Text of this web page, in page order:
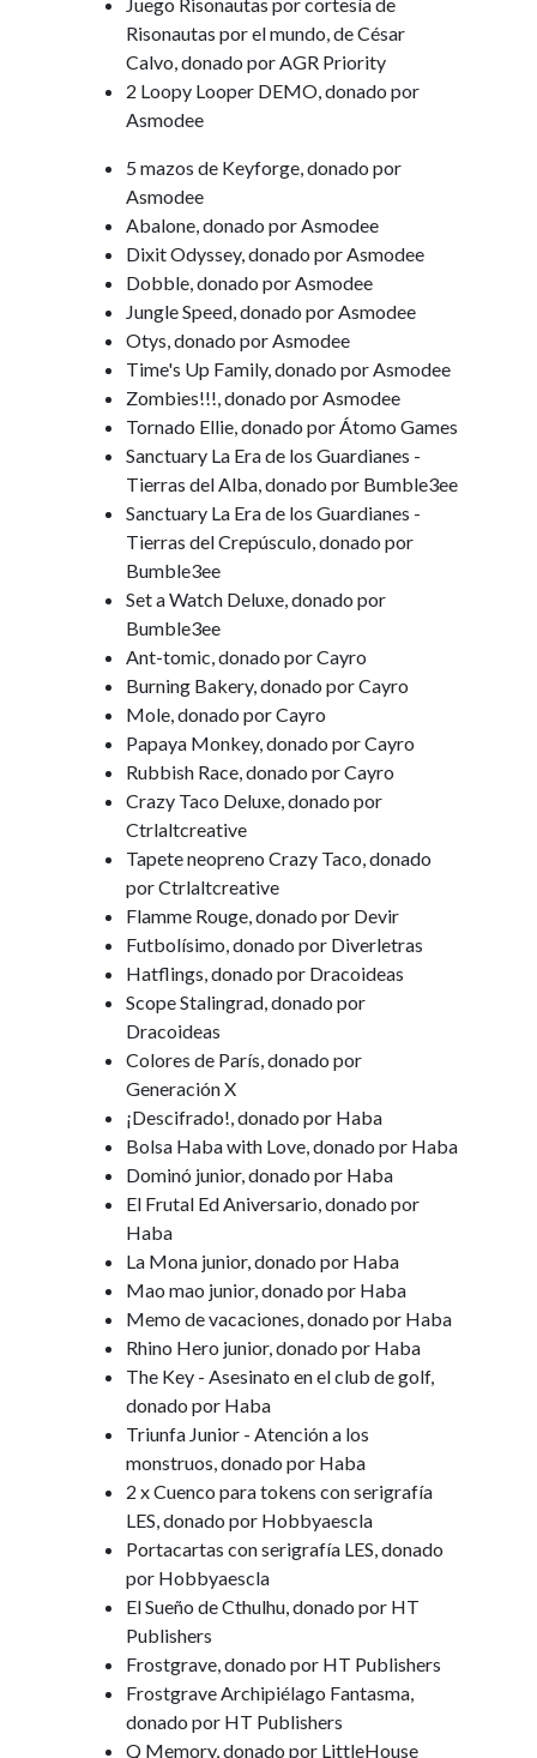
Risonautas por el mundo, de César
Calvo, donado por AGR Priority
2 Loopy Looper DEMO, donado por
Asmodee
5 mazos de Keyforge, donado por
Asmodee
Abalone, donado por Asmodee
Dixit Odyssey, donado por Asmodee
Dobble, donado por Asmodee
Jungle Speed, donado por Asmodee
Otys, donado por Asmodee
Time's Up Family, donado por Asmodee
Zombies!!!, donado por Asmodee
Tornado Ellie, donado por Átomo Games
Sanctuary La Era de los Guardianes -
Tierras del Alba, donado por Bumble3ee
Sanctuary La Era de los Guardianes -
Tierras del Crepúsculo, donado por
Bumble3ee
Set a Watch Deluxe, donado por
Bumble3ee
Ant-tomic, donado por Cayro
Burning Bakery, donado por Cayro
Mole, donado por Cayro
Papaya Monkey, donado por Cayro
Rubbish Race, donado por Cayro
Crazy Taco Deluxe, donado por
Ctrlaltcreative
Tapete neopreno Crazy Taco, donado
por Ctrlaltcreative
Flamme Rouge, donado por Devir
Futbolísimo, donado por Diverletras
Hatflings, donado por Dracoideas
Scope Stalingrad, donado por
Dracoideas
Colores de París, donado por
Generación X
¡Descifrado!, donado por Haba
Bolsa Haba with Love, donado por Haba
Dominó junior, donado por Haba
El Frutal Ed Aniversario, donado por
Haba
La Mona junior, donado por Haba
Mao mao junior, donado por Haba
Memo de vacaciones, donado por Haba
Rhino Hero junior, donado por Haba
The Key - Asesinato en el club de golf,
donado por Haba
Triunfa Junior - Atención a los
monstruos, donado por Haba
2 x Cuenco para tokens con serigrafía
LES, donado por Hobbyaescla
Portacartas con serigrafía LES, donado
por Hobbyaescla
El Sueño de Cthulhu, donado por HT
Publishers
Frostgrave, donado por HT Publishers
Frostgrave Archipiélago Fantasma,
donado por HT Publishers
Q Memory, donado por LittleHouse